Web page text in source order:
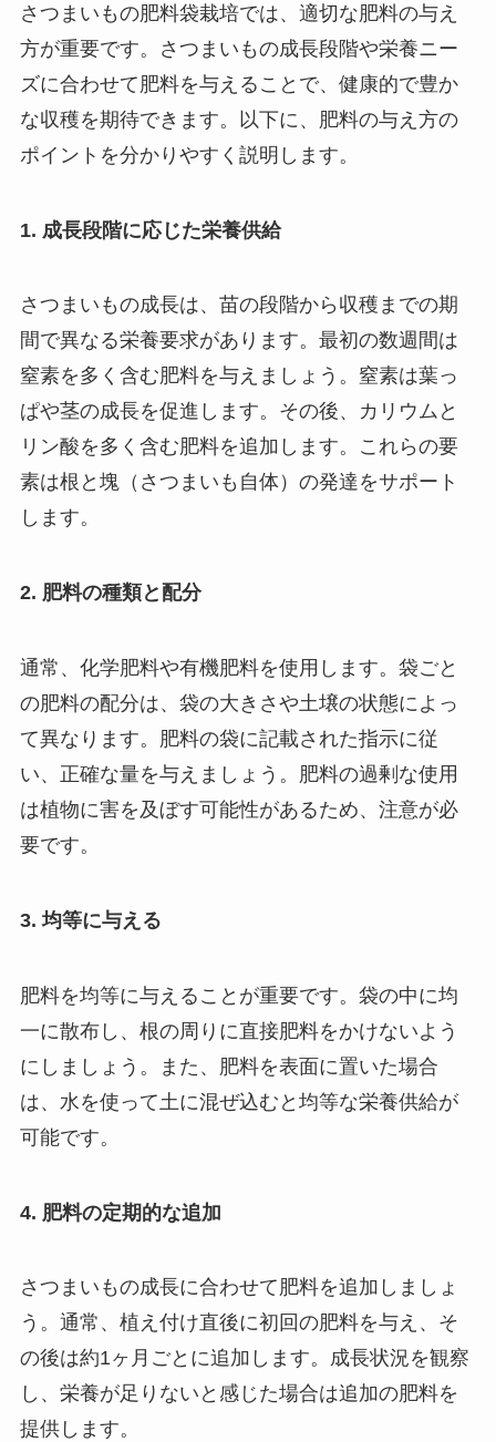
さつまいもの肥料袋栽培では、適切な肥料の与え
方が重要です。さつまいもの成長段階や栄養ニー
ズに合わせて肥料を与えることで、健康的で豊か
な収穫を期待できます。以下に、肥料の与え方の
ポイントを分かりやすく説明します。
1. 成長段階に応じた栄養供給
さつまいもの成長は、苗の段階から収穫までの期
間で異なる栄養要求があります。最初の数週間は
窒素を多く含む肥料を与えましょう。窒素は葉っ
ぱや茎の成長を促進します。その後、カリウムと
リン酸を多く含む肥料を追加します。これらの要
素は根と塊（さつまいも自体）の発達をサポート
します。
2. 肥料の種類と配分
通常、化学肥料や有機肥料を使用します。袋ごと
の肥料の配分は、袋の大きさや土壌の状態によっ
て異なります。肥料の袋に記載された指示に従
い、正確な量を与えましょう。肥料の過剰な使用
は植物に害を及ぼす可能性があるため、注意が必
要です。
3. 均等に与える
肥料を均等に与えることが重要です。袋の中に均
一に散布し、根の周りに直接肥料をかけないよう
にしましょう。また、肥料を表面に置いた場合
は、水を使って土に混ぜ込むと均等な栄養供給が
可能です。
4. 肥料の定期的な追加
さつまいもの成長に合わせて肥料を追加しましょ
う。通常、植え付け直後に初回の肥料を与え、そ
の後は約1ヶ月ごとに追加します。成長状況を観察
し、栄養が足りないと感じた場合は追加の肥料を
提供します。